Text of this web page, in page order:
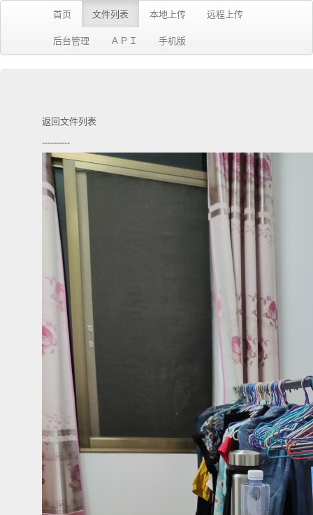
首页 文件列表 本地上传
远程上传
后台管理
ＡＰＩ 手机版
返回文件列表
----------